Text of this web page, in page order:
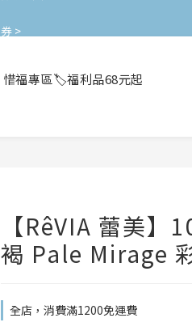
惜福專區🏷️福利品68元起
【RêVIA 蕾美】
褐 Pale Mirage
全店，消費滿1200免運費